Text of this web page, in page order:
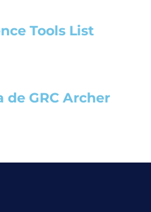
Tools List
de GRC Archer